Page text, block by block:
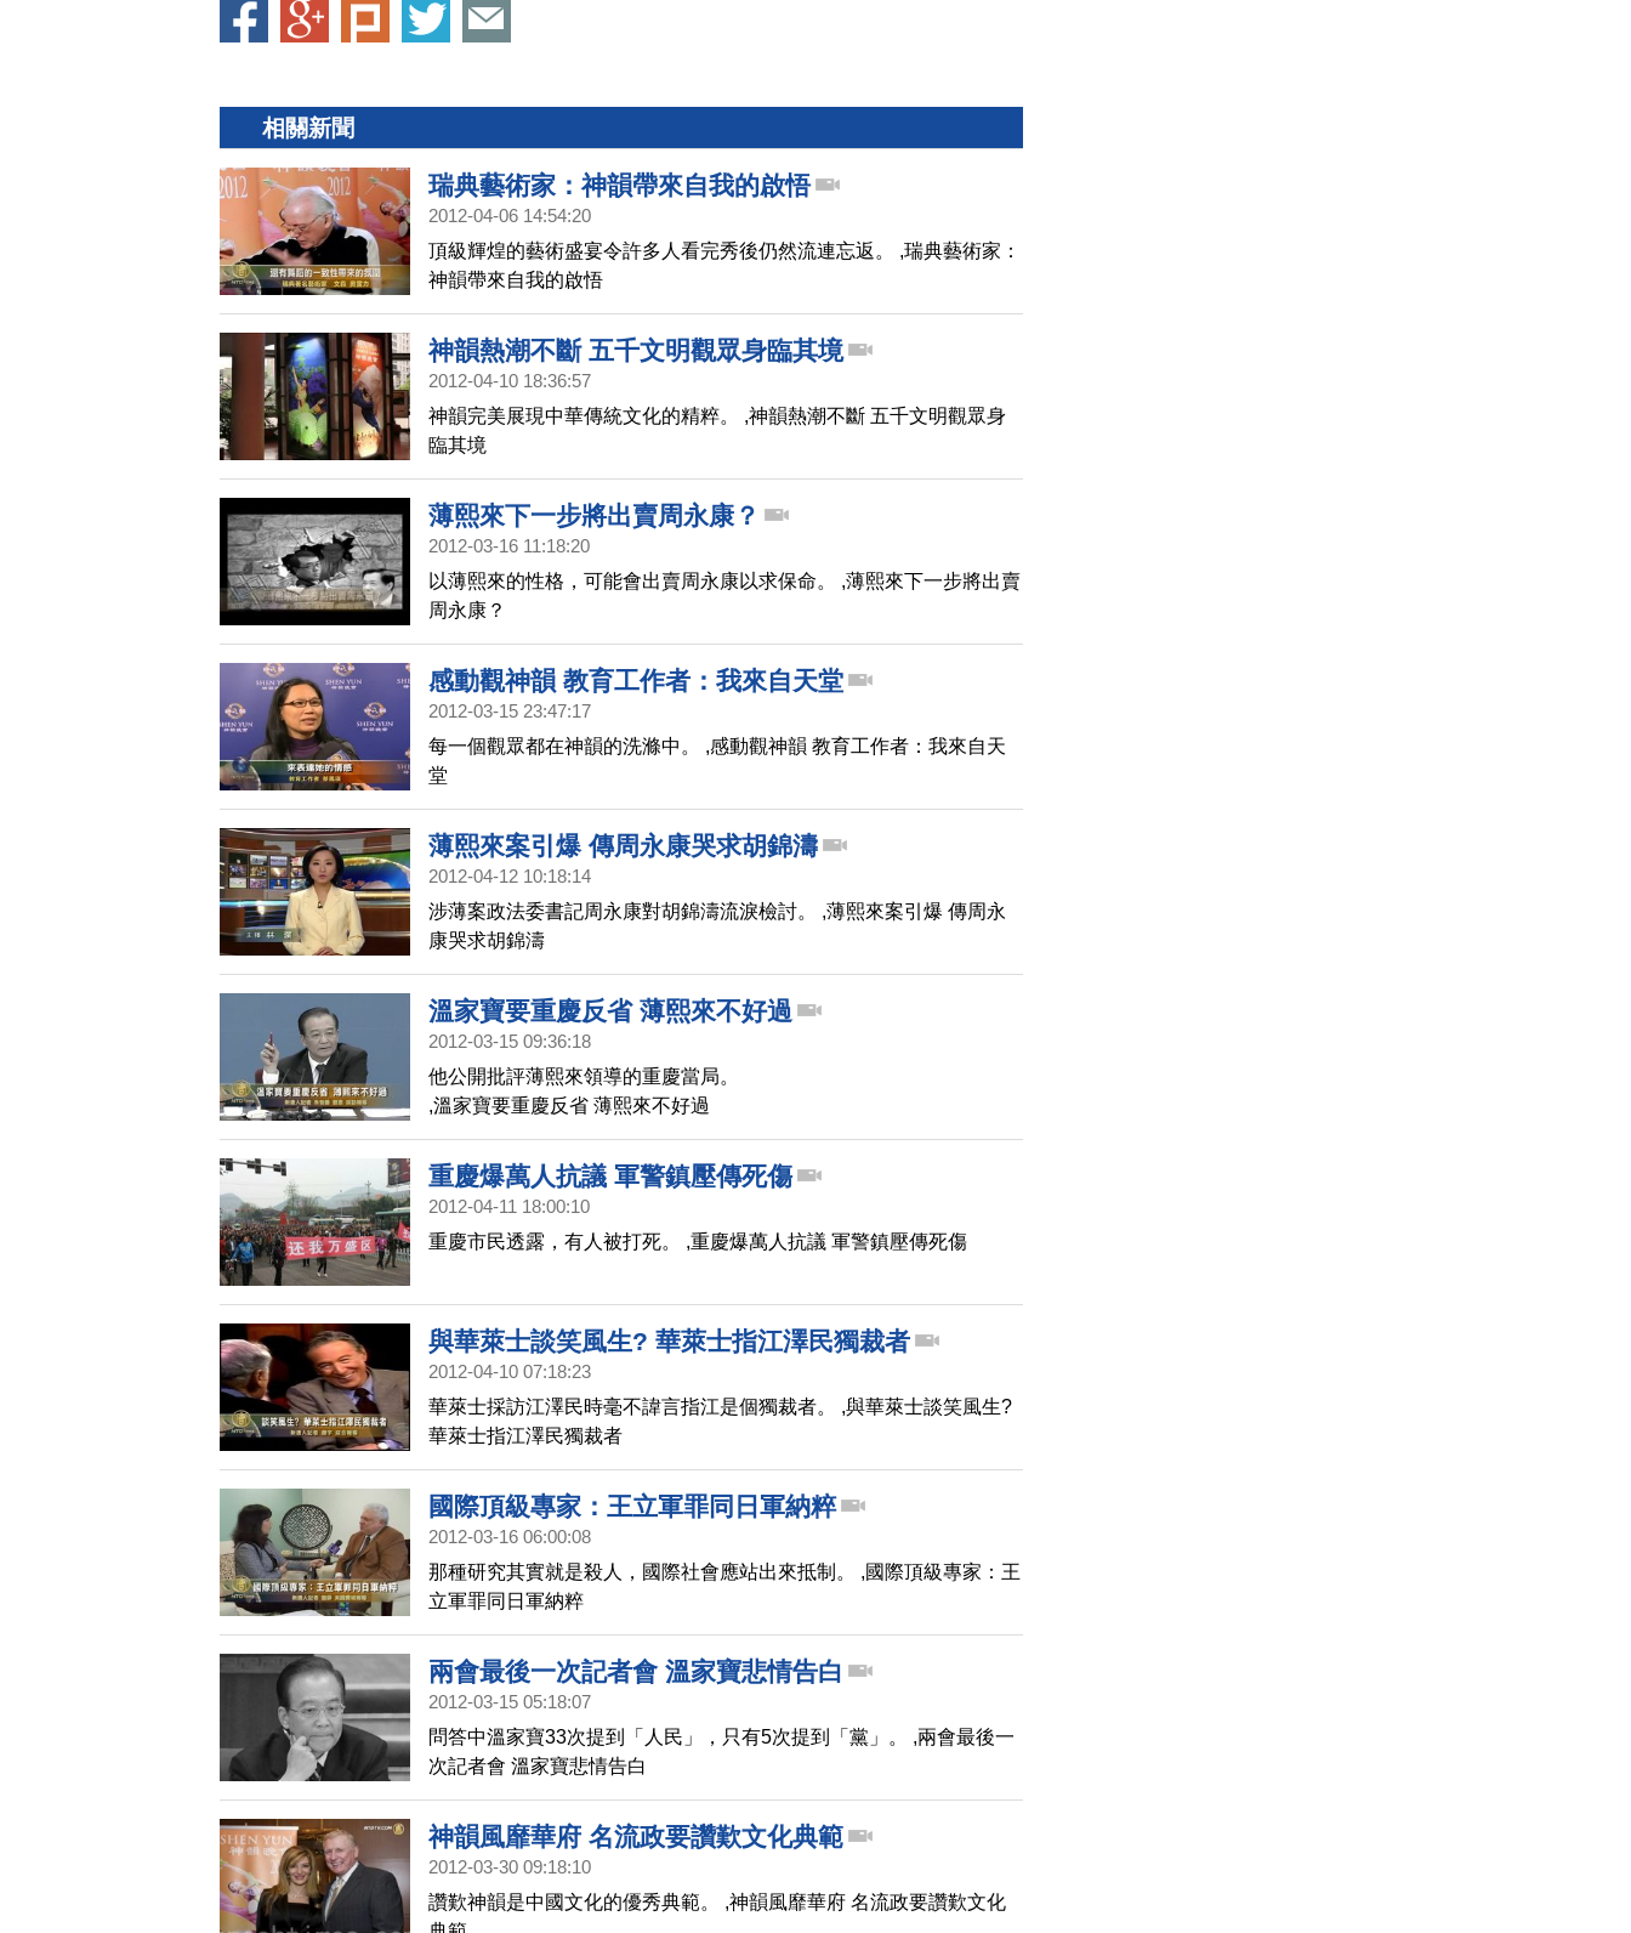
相關新聞
瑞典藝術家：神韻帶來自我的啟悟
2012-04-06 14:54:20
頂級輝煌的藝術盛宴令許多人看完秀後仍然流連忘返。 ,瑞典藝術家：
神韻帶來自我的啟悟
神韻熱潮不斷 五千文明觀眾身臨其境
2012-04-10 18:36:57
神韻完美展現中華傳統文化的精粹。 ,神韻熱潮不斷 五千文明觀眾身
臨其境
薄熙來下一步將出賣周永康？
2012-03-16 11:18:20
以薄熙來的性格，可能會出賣周永康以求保命。 ,薄熙來下一步將出賣
周永康？
感動觀神韻 教育工作者：我來自天堂
2012-03-15 23:47:17
每一個觀眾都在神韻的洗滌中。 ,感動觀神韻 教育工作者：我來自天
堂
薄熙來案引爆 傳周永康哭求胡錦濤
2012-04-12 10:18:14
涉薄案政法委書記周永康對胡錦濤流淚檢討。 ,薄熙來案引爆 傳周永
康哭求胡錦濤
溫家寶要重慶反省 薄熙來不好過
2012-03-15 09:36:18
他公開批評薄熙來領導的重慶當局。
,溫家寶要重慶反省 薄熙來不好過
重慶爆萬人抗議 軍警鎮壓傳死傷
2012-04-11 18:00:10
重慶市民透露，有人被打死。 ,重慶爆萬人抗議 軍警鎮壓傳死傷
與華萊士談笑風生? 華萊士指江澤民獨裁者
2012-04-10 07:18:23
華萊士採訪江澤民時毫不諱言指江是個獨裁者。 ,與華萊士談笑風生?
華萊士指江澤民獨裁者
國際頂級專家：王立軍罪同日軍納粹
2012-03-16 06:00:08
那種研究其實就是殺人，國際社會應站出來抵制。 ,國際頂級專家：王
立軍罪同日軍納粹
兩會最後一次記者會 溫家寶悲情告白
2012-03-15 05:18:07
問答中溫家寶33次提到「人民」，只有5次提到「黨」。 ,兩會最後一
次記者會 溫家寶悲情告白
神韻風靡華府 名流政要讚歎文化典範
2012-03-30 09:18:10
讚歎神韻是中國文化的優秀典範。 ,神韻風靡華府 名流政要讚歎文化